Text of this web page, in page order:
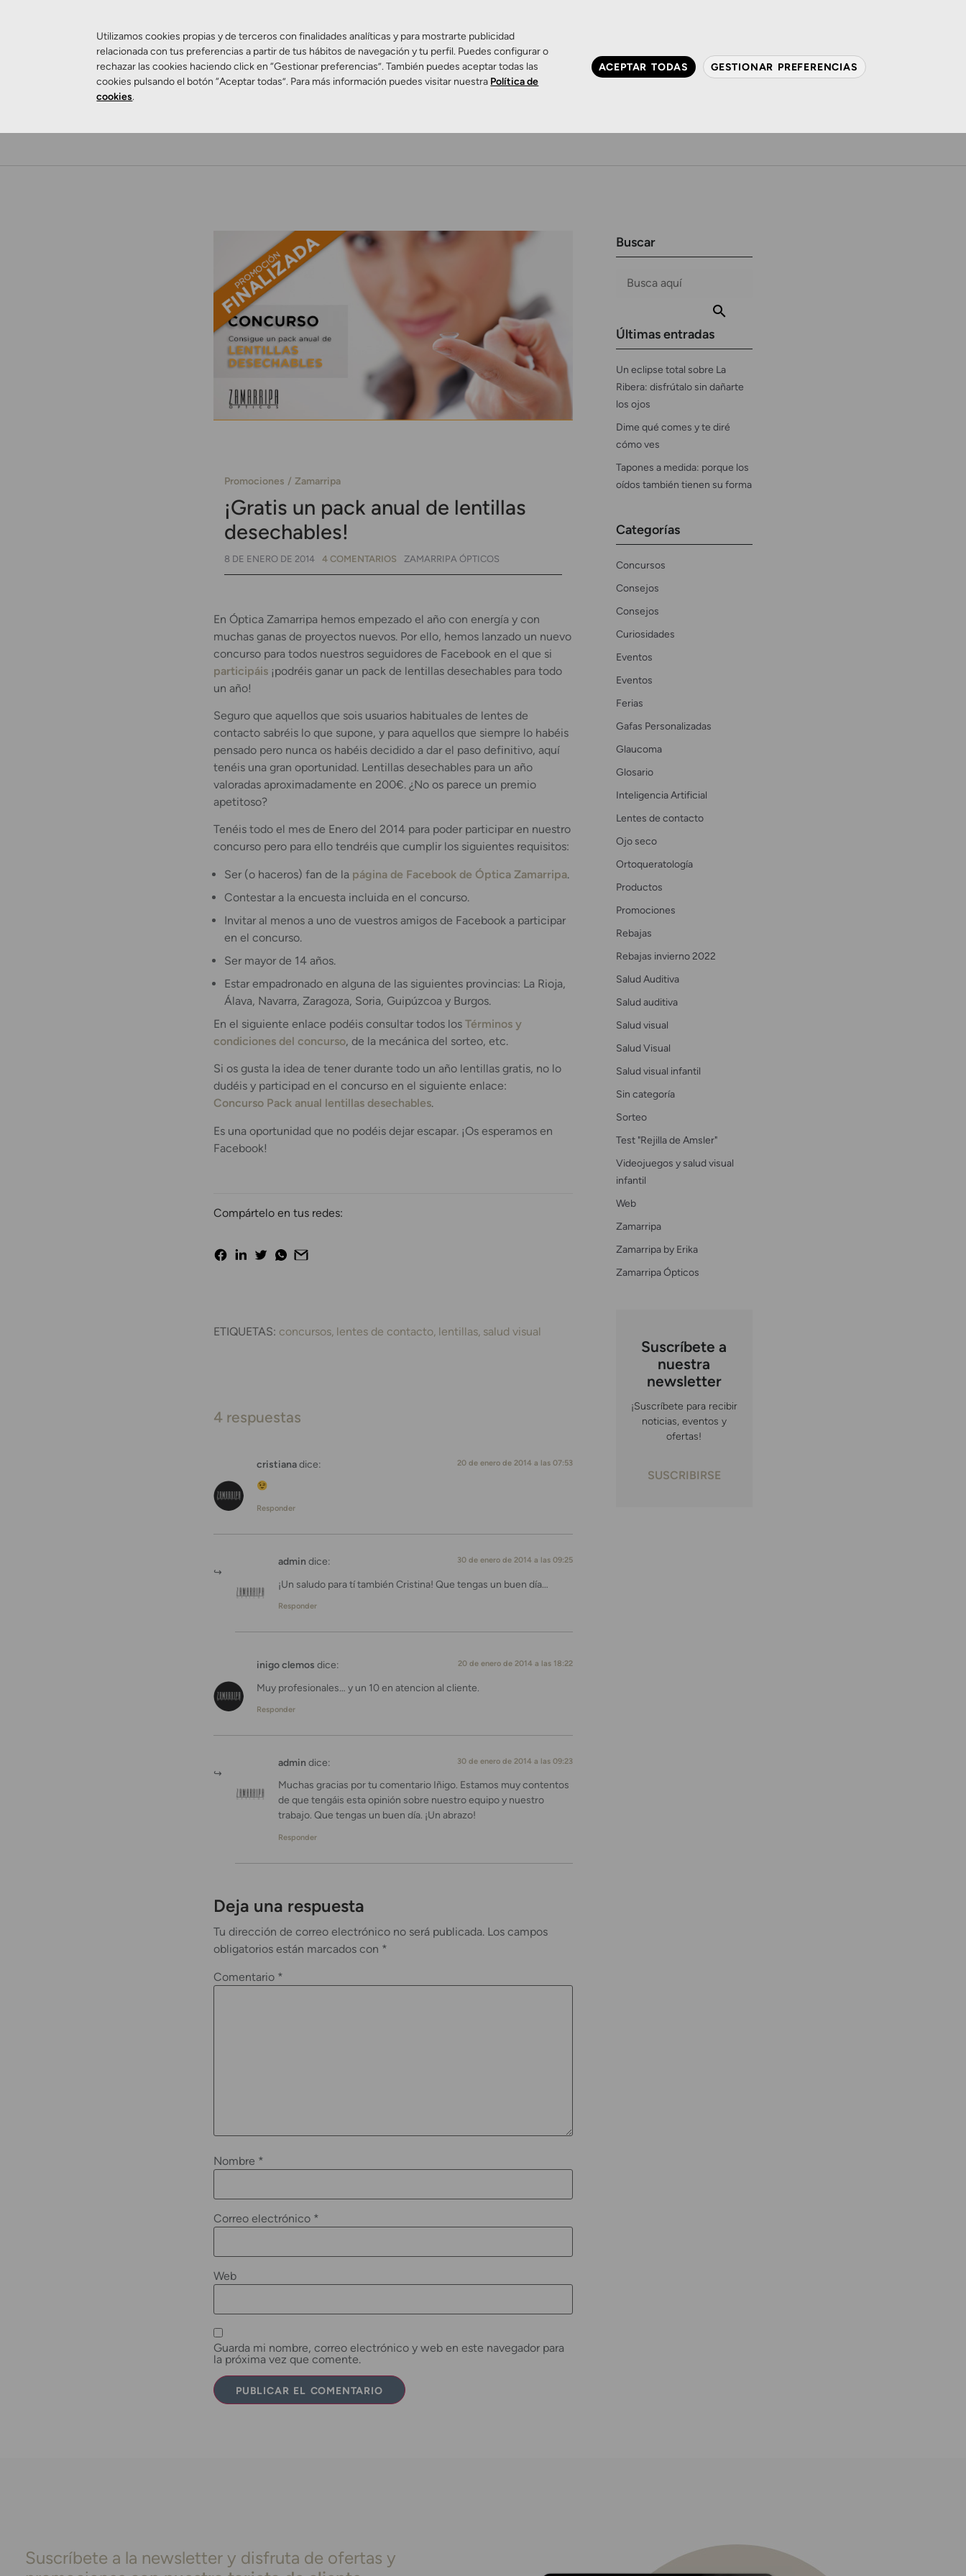
Promociones Zamarripa
¡Gratis un pack anual de lentillas
desechables!
8 DE ENERO DE 2014 4 COMENTARIOS ZAMARRIPA ÓPTICOS
En Óptica Zamarripa hemos empezado el año con energía y con
muchas ganas de proyectos nuevos. Por ello, hemos lanzado un nuevo
concurso para todos nuestros seguidores de Facebook en el que si
participáis ¡podréis ganar un pack de lentillas desechables para todo
un año!
Seguro que aquellos que sois usuarios habituales de lentes de
contacto sabréis lo que supone, y para aquellos que siempre lo habéis
pensado pero nunca os habéis decidido a dar el paso definitivo, aquí
tenéis una gran oportunidad. Lentillas desechables para un año
valoradas aproximadamente en 200€. ¿No os parece un premio
apetitoso?
Tenéis todo el mes de Enero del 2014 para poder participar en nuestro
concurso pero para ello tendréis que cumplir los siguientes requisitos:
Ser (o haceros) fan de la página de Facebook de Óptica Zamarripa.
Contestar a la encuesta incluida en el concurso.
Invitar al menos a uno de vuestros amigos de Facebook a participar
en el concurso.
Ser mayor de 14 años.
Estar empadronado en alguna de las siguientes provincias: La Rioja,
Álava, Navarra, Zaragoza, Soria, Guipúzcoa y Burgos.
En el siguiente enlace podéis consultar todos los Términos y
condiciones del concurso, de la mecánica del sorteo, etc.
Si os gusta la idea de tener durante todo un año lentillas gratis, no lo
dudéis y participad en el concurso en el siguiente enlace:
Concurso Pack anual lentillas desechables.
Es una oportunidad que no podéis dejar escapar. ¡Os esperamos en
Facebook!
Compártelo en tus redes:
ETIQUETAS: concursos lentes de contacto lentillas salud visual
4 respuestas
cristianadice: 20 de enero de 2014 a las 07:53
Responder
admin dice: 30 de enero de 2014 a las 09:25
¡Un saludo para tí también Cristina! Que tengas un buen día…
Responder
inigo clemos dice: 20 de enero de 2014 a las 18:22
Muy profesionales… y un 10 en atencion al cliente.
Responder
admin dice: 30 de enero de 2014 a las 09:23
Muchas gracias por tu comentario Iñigo. Estamos muy contentos
de que tengáis esta opinión sobre nuestro equipo y nuestro
trabajo. Que tengas un buen día. ¡Un abrazo!
Responder
Deja una respuesta
Tu dirección de correo electrónico no será publicada. Los campos
obligatorios están marcados con *
Comentario *
Nombre *
Correo electrónico *
Web
Guarda mi nombre, correo electrónico y web en este navegador para
la próxima vez que comente.
Buscar
Últimas entradas
Un eclipse total sobre La
Ribera: disfrútalo sin dañarte
los ojos
Dime qué comes y te diré
cómo ves
Tapones a medida: porque los
oídos también tienen su forma
Categorías
Concursos
Consejos
Consejos
Curiosidades
Eventos
Eventos
Ferias
Gafas Personalizadas
Glaucoma
Glosario
Inteligencia Artificial
Lentes de contacto
Ojo seco
Ortoqueratología
Productos
Promociones
Rebajas
Rebajas invierno 2022
Salud Auditiva
Salud auditiva
Salud visual
Salud Visual
Salud visual infantil
Sin categoría
Sorteo
Test "Rejilla de Amsler"
Videojuegos y salud visual
infantil
Web
Zamarripa
Zamarripa by Erika
Zamarripa Ópticos
Suscríbete a
nuestra
newsletter
¡Suscríbete para recibir
noticias, eventos y
ofertas!
SUSCRIBIRSE
Suscríbete a la newsletter y disfruta de ofertas y
Utilizamos cookies propias y de terceros con finalidades analíticas y para mostrarte publicidad
relacionada con tus preferencias a partir de tus hábitos de navegación y tu perfil. Puedes configurar o
rechazar las cookies haciendo click en “Gestionar preferencias”. También puedes aceptar todas las
cookies pulsando el botón “Aceptar todas”. Para más información puedes visitar nuestra Política de
cookies.
ACEPTAR TODAS GESTIONAR PREFERENCIAS